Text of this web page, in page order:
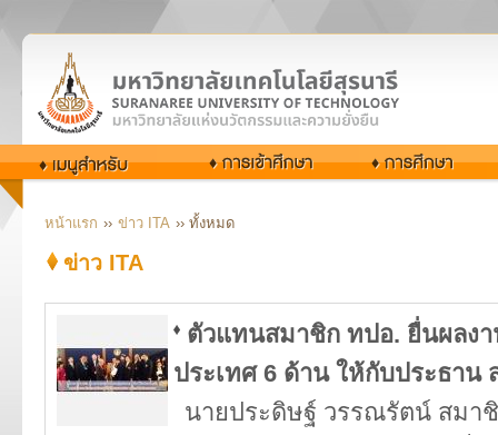
หน้าแรก ›› ข่าว ITA ›› ทั้งหมด
ข่าว ITA
ตัวแทนสมาชิก ทปอ. ยื่นผลง
ประเทศ 6 ด้าน ให้กับประธาน
นายประดิษฐ์ วรรณรัตน์ สมา